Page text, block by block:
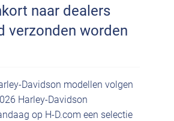
naar dealers
verzonden worden
Davidson modellen volgen
Harley-Davidson
op H-D.com een selectie